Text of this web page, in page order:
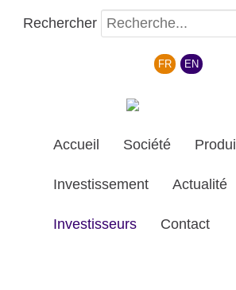
Rechercher
Sélectionnez votre langue
FR EN
Accueil Société
Investissement Actualité
Investisseurs Contact